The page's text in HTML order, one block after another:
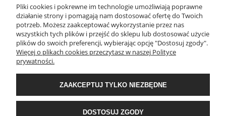
POMOC
MOJE KONTO
INFORMACJE
Pliki cookies i pokrewne im technologie umożliwiają poprawne
działanie strony i pomagają nam dostosować ofertę do Twoich
potrzeb. Możesz zaakceptować wykorzystanie przez nas
wszystkich tych plików i przejść do sklepu lub dostosować użycie
plików do swoich preferencji, wybierając opcję "Dostosuj zgody".
Więcej o plikach cookies przeczytasz w naszej Polityce
prywatności.
ZAAKCEPTUJ TYLKO NIEZBĘDNE
DOSTOSUJ ZGODY